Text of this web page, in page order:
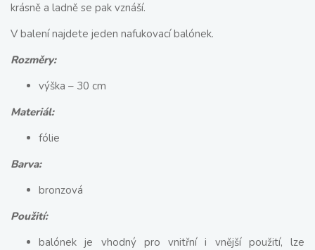
krásně a ladně se pak vznáší.
V balení najdete jeden nafukovací balónek.
Rozměry:
výška – 30 cm
Materiál:
fólie
Barva:
bronzová
Použití:
balónek je vhodný pro vnitřní i vnější použití, lze